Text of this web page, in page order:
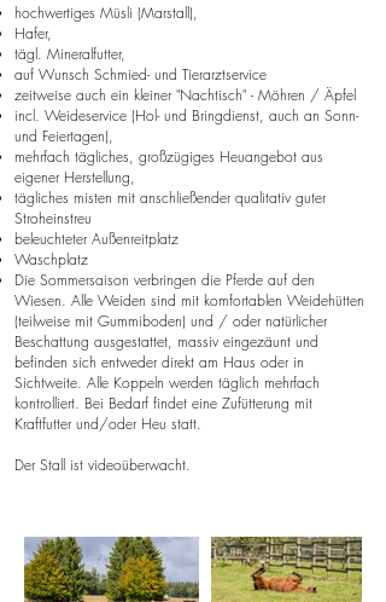
hochwertiges Müsli (Marstall),
Hafer,
tägl. Mineralfutter,
auf Wunsch Schmied- und Tierarztservice
zeitweise auch ein kleiner "Nachtisch" - Möhren / Äpfel
incl. Weideservice (Hol- und Bringdienst, auch an Sonn-
und Feiertagen),
mehrfach tägliches, großzügiges Heuangebot aus
eigener Herstellung,
tägliches misten mit anschließender qualitativ guter
Stroheinstreu
beleuchteter Außenreitplatz
Waschplatz
Die Sommersaison verbringen die Pferde auf den
Wiesen. Alle Weiden sind mit komfortablen Weidehütten
(teilweise mit Gummiboden) und / oder natürlicher
Beschattung ausgestattet, massiv eingezäunt und
befinden sich entweder direkt am Haus oder in
Sichtweite. Alle Koppeln werden täglich mehrfach
kontrolliert. Bei Bedarf findet eine Zufütterung mit
Kraftfutter und/oder Heu statt.
Der Stall ist videoüberwacht.